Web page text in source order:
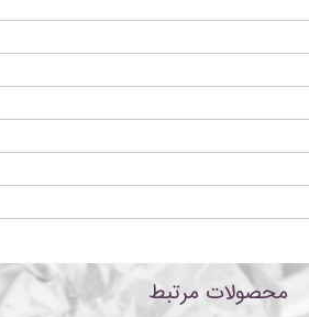
محصولات مرتبط